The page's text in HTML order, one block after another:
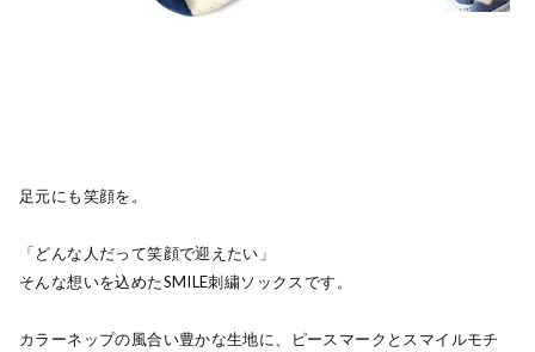
足元にも笑顔を。
「どんな人だって笑顔で迎えたい」
そんな想いを込めたSMILE刺繍ソックスです。
カラーネップの風合い豊かな生地に、ピースマークとスマイルモチ